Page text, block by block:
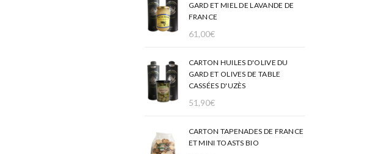
GARD ET MIEL DE LAVANDE DE
FRANCE
61,00€
CARTON HUILES D'OLIVE DU
GARD ET OLIVES DE TABLE
CASSÉES D'UZÈS
51,90€
CARTON TAPENADES DE FRANCE
ET MINI TOASTS BIO